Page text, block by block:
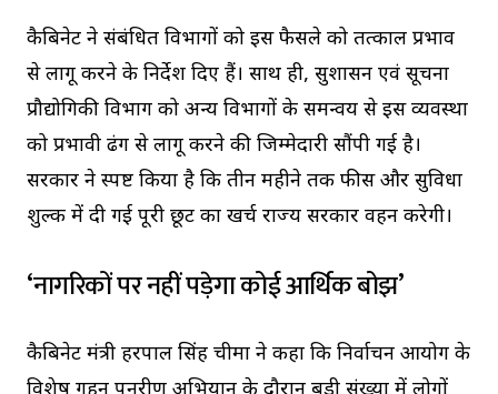
कैबिनेट ने संबंधित विभागों को इस फैसले को तत्काल प्रभाव
से लागू करने के निर्देश दिए हैं। साथ ही, सुशासन एवं सूचना
प्रौद्योगिकी विभाग को अन्य विभागों के समन्वय से इस व्यवस्था
को प्रभावी ढंग से लागू करने की जिम्मेदारी सौंपी गई है।
सरकार ने स्पष्ट किया है कि तीन महीने तक फीस और सुविधा
शुल्क में दी गई पूरी छूट का खर्च राज्य सरकार वहन करेगी।
‘नागरिकों पर नहीं पड़ेगा कोई आर्थिक बोझ’
कैबिनेट मंत्री हरपाल सिंह चीमा ने कहा कि निर्वाचन आयोग के